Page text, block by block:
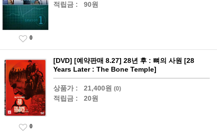
적립금 : 90원
0
[DVD] [예약판매 8.27] 28년 후 : 뼈의 사원 [28
Years Later : The Bone Temple]
상품가 : 21,400원 (0)
적립금 : 20원
0